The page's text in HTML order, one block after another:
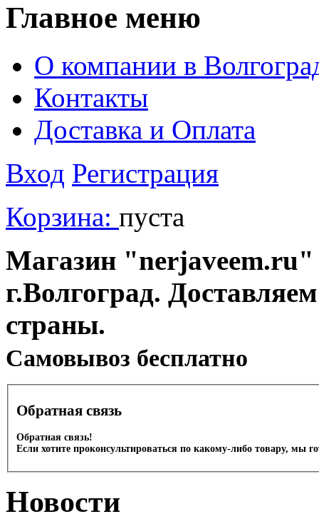
Главное меню
О компании в
Контакты
Доставка и Оплата
Вход Регистрация
Корзина: пуста
Магазин "nerjaveem.ru"
г.Волгоград.
страны.
Cамовывоз бесплатно
Обратная связь
Обратная связь!
Если хотите проконсультироваться по какому-либо товару, мы
Новости